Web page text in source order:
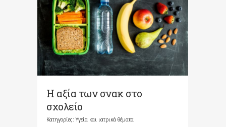
Η αξία των σνακ στο
σχολείο
Κατηγορίες: Υγεία και ιατρικά θέματα